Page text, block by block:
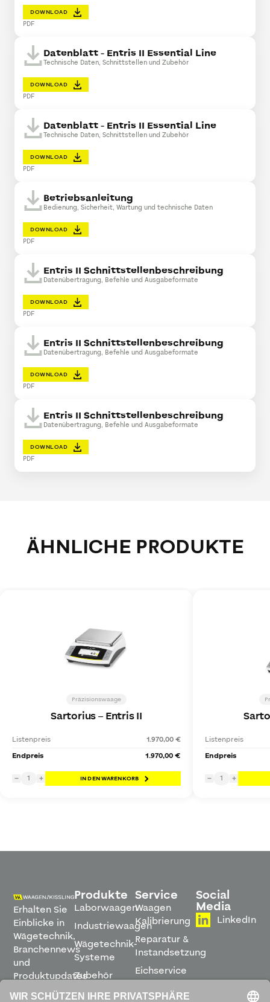
DOWNLOAD
PDF
Datenblatt - Entris II Essential Line
Technische Daten, Schnittstellen und Zubehör
DOWNLOAD
PDF
Datenblatt - Entris II Essential Line
Technische Daten, Schnittstellen und Zubehör
DOWNLOAD
PDF
Betriebsanleitung
Bedienung, Sicherheit, Wartung und technische Daten
DOWNLOAD
PDF
Entris II Schnittstellenbeschreibung
Datenübertragung, Befehle und Ausgabeformate
DOWNLOAD
PDF
Entris II Schnittstellenbeschreibung
Datenübertragung, Befehle und Ausgabeformate
DOWNLOAD
PDF
Entris II Schnittstellenbeschreibung
Datenübertragung, Befehle und Ausgabeformate
DOWNLOAD
PDF
ÄHNLICHE PRODUKTE
Präzisionswaage
Sartorius–Entris II
Listenpreis
1.970,00 €
Endpreis
1.970,00 €
− 1 + IN DEN WARENKORB
Listenpreis
Endpreis
− 1 +
Erhalten Sie
Einblicke in
Wägetechnik,
Branchennews
und
Produktupdates
direkt in
Produkte
Laborwaagen
Industriewaagen
Wägetechnik-
Systeme
Zubehör
Software
Service
Waagen
Kalibrierung
Reparatur &
Instandsetzung
Eichservice
Montage &
Social
Media
LinkedIn